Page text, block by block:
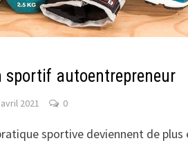
sportif autoentrepreneur
2021 0
sportive deviennent de plus